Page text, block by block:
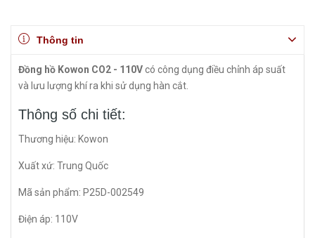
Thông tin
Đồng hồ Kowon CO2 - 110Vcó công dụng điều chỉnh áp suất
và lưu lượng khí ra khi sử dụng hàn cắt.
Thông số chi tiết:
Thương hiệu: Kowon
Xuất xứ: Trung Quốc
Mã sản phẩm: P25D-002549
Điện áp: 110V